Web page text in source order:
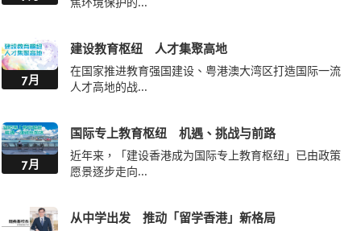
7月
建设教育枢纽 人才集聚高地
在国家推进教育强国建设、粤港澳大湾区打造国际一流
人才高地的战...
7月
国际专上教育枢纽 机遇、挑战与前路
近年来，「建设香港成为国际专上教育枢纽」已由政策
愿景逐步走向...
从中学出发 推动「留学香港」新格局